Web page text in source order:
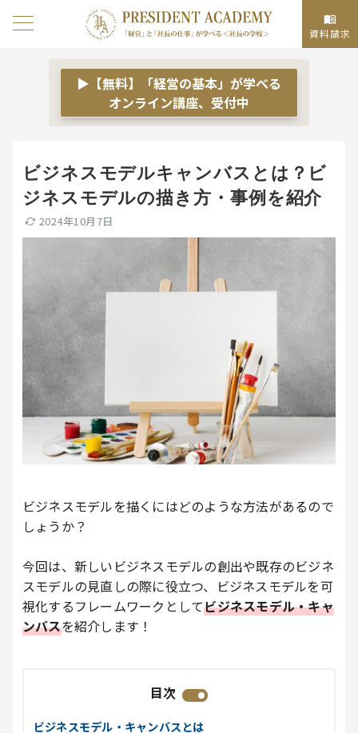
資料請求
▶【無料】「経営の基本」が学べる
オンライン講座、受付中
ビジネスモデルキャンバスとは？ビ
ジネスモデルの描き方・事例を紹介
2024年10月7日
ビジネスモデルを描くにはどのような方法があるので
しょうか？
今回は、新しいビジネスモデルの創出や既存のビジネ
スモデルの見直しの際に役立つ、ビジネスモデルを可
視化するフレームワークとしてビジネスモデル・キャ
ンバスを紹介します！
目次
ビジネスモデル・キャンバスとは